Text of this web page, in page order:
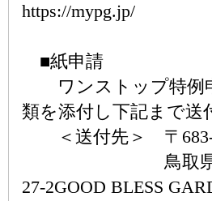
https://mypg.jp/
■紙申請
ワンストップ特例
類を添付し下記まで送
＜送付先＞ 〒683-
鳥取県米子
27-2GOOD BLESS